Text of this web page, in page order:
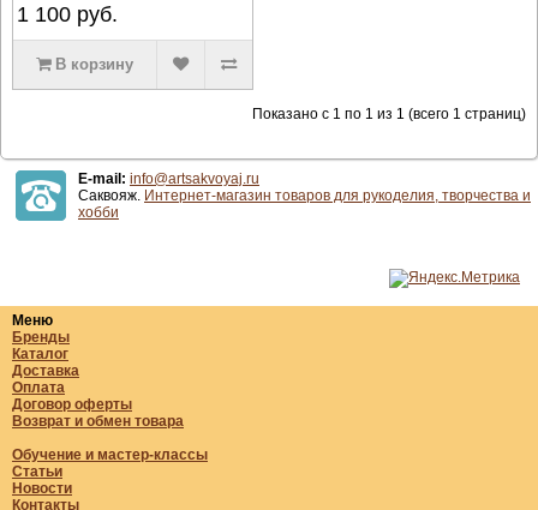
1 100руб.
В корзину
Показано с 1 по 1 из 1 (всего 1 страниц)
E-mail: info@artsakvoyaj.ru
Саквояж. Интернет-магазин товаров для рукоделия, творчества и
хобби
Меню
Бренды
Каталог
Доставка
Оплата
Договор оферты
Возврат и обмен товара
Обучение и мастер-классы
Статьи
Новости
Контакты